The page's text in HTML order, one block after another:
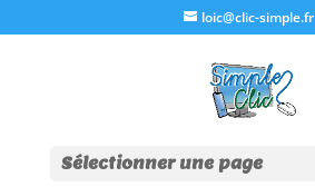
loic@clic-simple.fr
Sélectionner une page